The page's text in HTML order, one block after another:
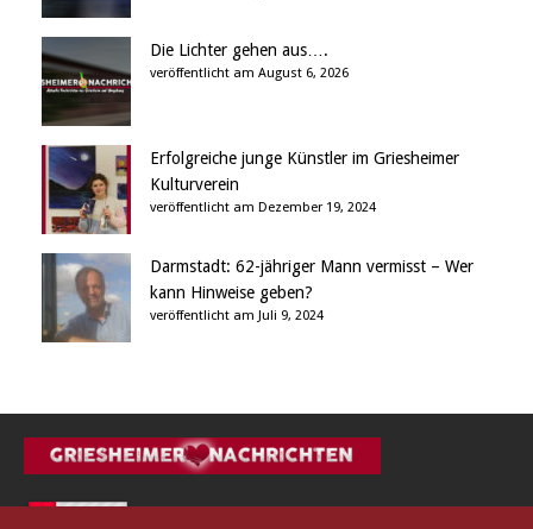
Die Lichter gehen aus….
veröffentlicht am August 6, 2026
Erfolgreiche junge Künstler im Griesheimer
Kulturverein
veröffentlicht am Dezember 19, 2024
Darmstadt: 62-jähriger Mann vermisst – Wer
kann Hinweise geben?
veröffentlicht am Juli 9, 2024